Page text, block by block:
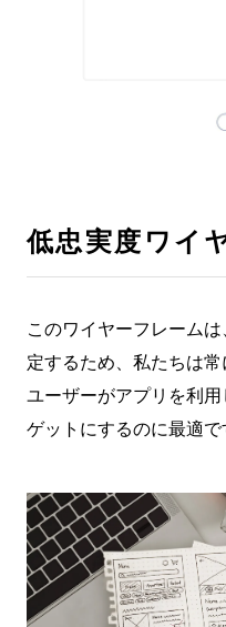
低忠実度ワイ
このワイヤーフレーム
定するため、私たちは常
ユーザーがアプリを利
ゲットにするのに最適で